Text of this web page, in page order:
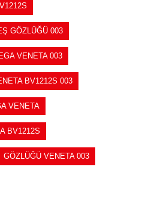
GÖZLÜĞÜ 003
VENETA 003
BV1212S 003
VENETA
BV1212S
GÖZLÜĞÜ VENETA 003